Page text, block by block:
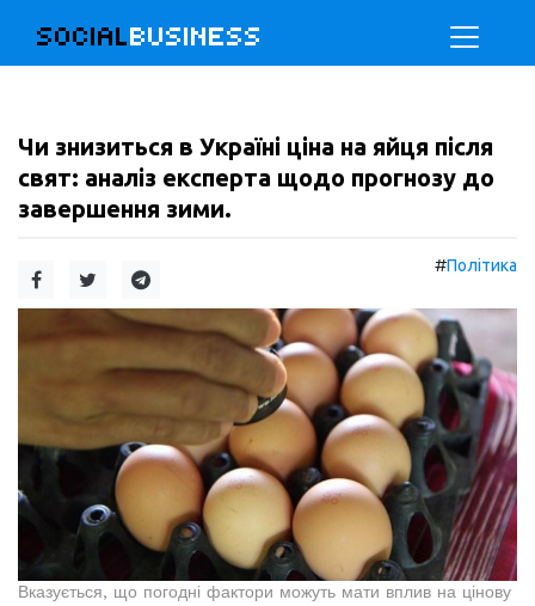
SOCIALBUSINESS
Чи знизиться в Україні ціна на яйця після
свят: аналіз експерта щодо прогнозу до
завершення зими.
#Політика
Вказується, що погодні фактори можуть мати вплив на цінову